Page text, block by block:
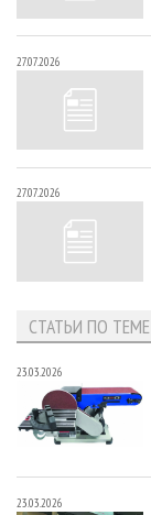
27.07.2026
27.07.2026
СТАТЬИ ПО ТЕМЕ
23.03.2026
23.03.2026